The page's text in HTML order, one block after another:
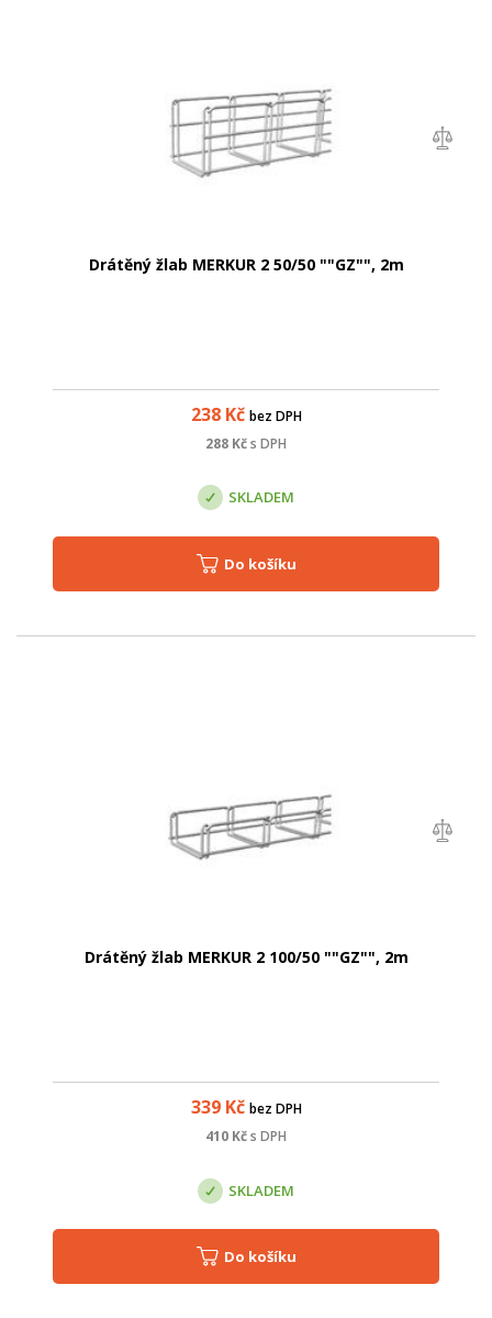
Drátěný žlab MERKUR 2 50/50 ""GZ"", 2m
238Kč bez DPH
288 Kčs DPH
SKLADEM
Do košíku
Drátěný žlab MERKUR 2 100/50 ""GZ"", 2m
339Kč bez DPH
410 Kčs DPH
SKLADEM
Do košíku